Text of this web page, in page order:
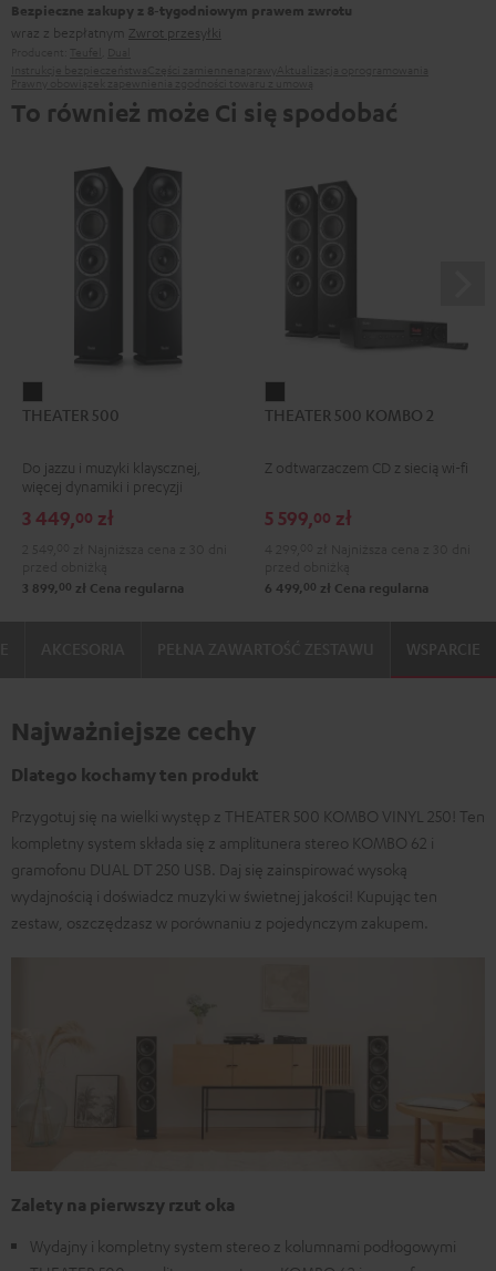
Bezpieczne zakupy z 8‑tygodniowym prawem zwrotu
wraz z bezpłatnym Zwrot przesyłki
To również może Ci się spodobać
500
THEATER 500
Do jazzu i muzyki klayscznej,
więcej dynamiki i precyzji
3 449,00 zł
3 899, 00 zł Cena regularna
500
2
THEATER 500 KOMBO 2
Z odtwarzaczem CD z siecią wi-fi
5 599,00 zł
6 499, 00 zł Cena regularna
WSPARCIE
Najważniejsze cechy
Dlatego kochamy ten produkt
Przygotuj się na wielki występ z THEATER 500 KOMBO VINYL 250! Ten
kompletny system składa się z amplitunera stereo KOMBO 62 i
gramofonu DUAL DT 250 USB. Daj się zainspirować wysoką
wydajnością i doświadcz muzyki w świetnej jakości! Kupując ten
zestaw, oszczędzasz w porównaniu z pojedynczym zakupem.
Zalety na pierwszy rzut oka
Wydajny i kompletny system stereo z kolumnami podłogowymi